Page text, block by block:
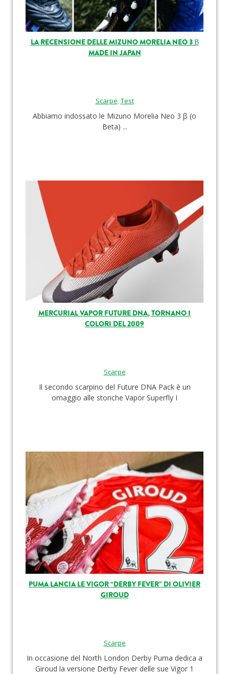
LA RECENSIONE DELLE MIZUNO MORELIA NEO 3 Β
MADE IN JAPAN
Scarpe,Test
Abbiamo indossato le Mizuno Morelia Neo 3 β (o
Beta) ...
MERCURIAL VAPOR FUTURE DNA, TORNANO I
COLORI DEL 2009
Scarpe
Il secondo scarpino del Future DNA Pack è un
omaggio alle storiche Vapor Superfly I
PUMA LANCIA LE VIGOR “DERBY FEVER” DI OLIVIER
GIROUD
Scarpe
In occasione del North London Derby Puma dedica a
Giroud la versione Derby Fever delle sue Vigor 1